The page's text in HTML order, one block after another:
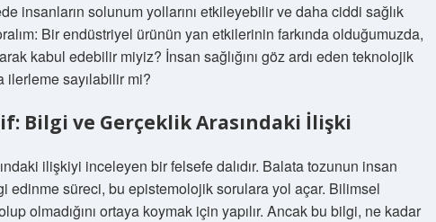
insanların solunum yollarını etkileyebilir ve daha ciddi sağlık
Bir endüstriyel ürünün yan etkilerinin farkında olduğumuzda,
kabul edebilir miyiz? İnsan sağlığını göz ardı eden teknolojik
ilerleme sayılabilir mi?
Bilgi ve Gerçeklik Arasındaki İlişki
ilişkiyi inceleyen bir felsefe dalıdır. Balata tozunun insan
edinme süreci, bu epistemolojik sorulara yol açar. Bilimsel
olmadığını ortaya koymak için yapılır. Ancak bu bilgi, ne kadar